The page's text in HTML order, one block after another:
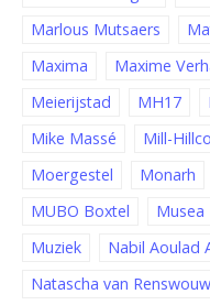
Marlous Mutsaers
Maxima
Maxime
Meierijstad
MH17
Mike Massé
Mill-
Moergestel
Monarh
MUBO Boxtel
Musea
Muziek
Nabil Aoulad
Natascha van